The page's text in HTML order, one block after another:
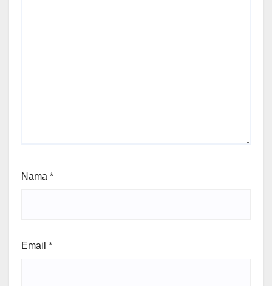
Nama *
Email *